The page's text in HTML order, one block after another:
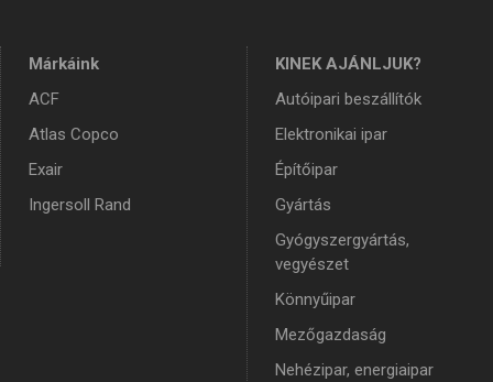
Márkáink
ACF
Atlas Copco
Exair
Ingersoll Rand
KINEK AJÁNLJUK?
Autóipari beszállítók
Elektronikai ipar
Építőipar
Gyártás
Gyógyszergyártás,
vegyészet
Könnyűipar
Mezőgazdaság
Nehézipar, energiaipar